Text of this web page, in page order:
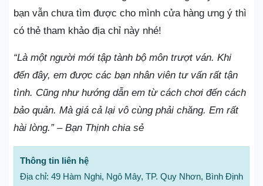
bạn vẫn chưa tìm được cho mình cửa hàng ưng ý thì
có thẻ tham khảo địa chỉ này nhé!
“Là một người mới tập tành bộ môn trượt ván. Khi
đến đây, em được các bạn nhân viên tư vấn rất tận
tình. Cũng như hướng dẫn em từ cách chơi đến cách
bảo quản. Mà giá cả lại vô cùng phải chăng. Em rất
hài lòng.” – Bạn Thịnh chia sẻ
Thông tin liên hệ
Địa chỉ: 49 Hàm Nghi, Ngô Mây, TP. Quy Nhơn, Bình Định